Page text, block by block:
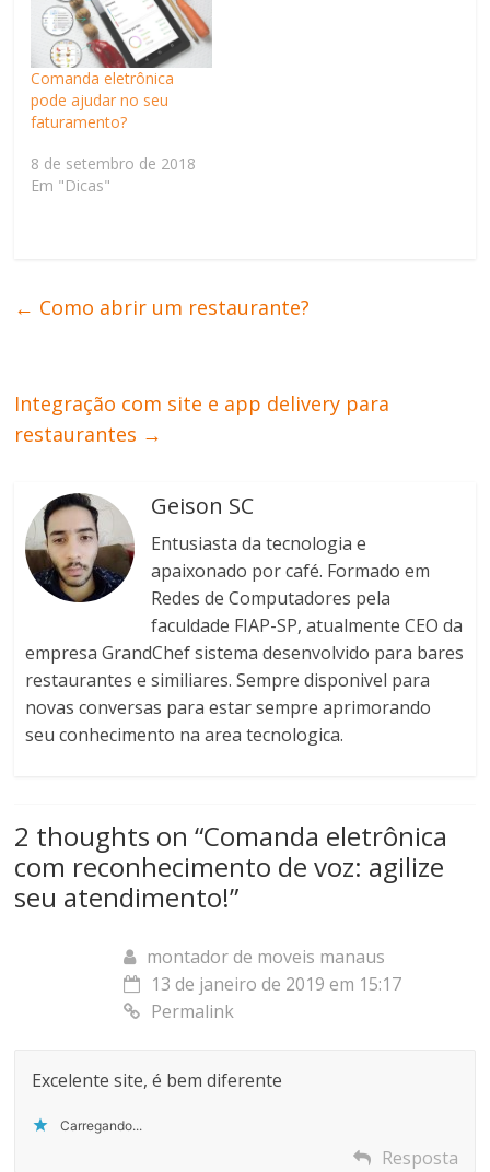
Comanda eletrônica
pode ajudar no seu
faturamento?
8 de setembro de 2018
Em "Dicas"
← Como abrir um restaurante?
Integração com site e app delivery para
restaurantes →
Geison SC
Entusiasta da tecnologia e
apaixonado por café. Formado em
Redes de Computadores pela
faculdade FIAP-SP, atualmente CEO da
empresa GrandChef sistema desenvolvido para bares
restaurantes e similiares. Sempre disponivel para
novas conversas para estar sempre aprimorando
seu conhecimento na area tecnologica.
2 thoughts on “Comanda eletrônica
com reconhecimento de voz: agilize
seu atendimento!”
montador de moveis manaus
13 de janeiro de 2019 em 15:17
Permalink
Excelente site, é bem diferente
Carregando...
Resposta